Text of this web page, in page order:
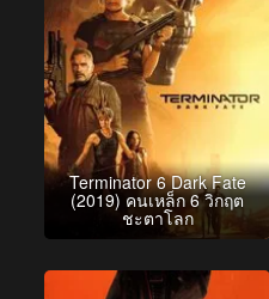
Terminator 6 Dark Fate
(2019) คนเหล็ก 6 วิกฤต
ชะตาโลก